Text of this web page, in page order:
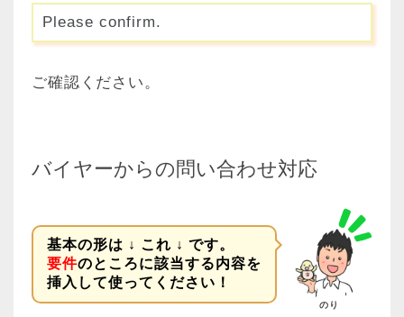
Please confirm.
ご確認ください。
バイヤーからの問い合わせ対応
基本の形は ↓ これ ↓ です。
要件のところに該当する内容を
挿入して使ってください！
のり